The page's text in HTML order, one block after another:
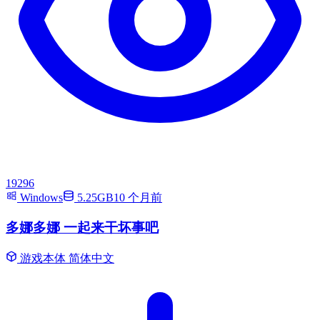
19296
Windows
5.25GB10 个月前
多娜多娜 一起来干坏事吧
游戏本体 简体中文